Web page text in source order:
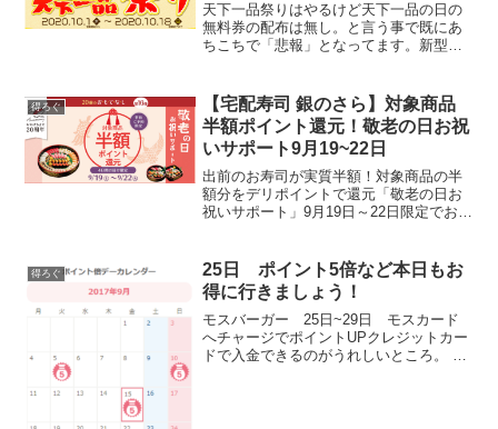
天下一品祭りはやるけど天下一品の日の
無料券の配布は無し。と言う事で既にあ
ちこちで「悲報」となってます。新型コ
得ろぐ
【宅配寿司 銀のさら】対象商品
半額ポイント還元！敬老の日お祝
いサポート9月19~22日
出前のお寿司が実質半額！対象商品の半
額分をデリポイントで還元「敬老の日お
祝いサポート」9月19日～22日限定でお得
って敬老の日の感謝をしましょう☆※デ
リポイントとは？銀...
得ろぐ
25日 ポイント5倍など本日もお
得に行きましょう！
モスバーガー 25日~29日 モスカード
へチャージでポイントUPクレジットカー
ドで入金できるのがうれしいところ。 通